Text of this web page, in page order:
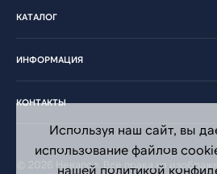
КАТАЛОГ
ИНФОРМАЦИЯ
КОНТАКТЫ
© 2026 Невапол. Все права на
Используя наш сайт, вы
использование файлов
нашей политикой